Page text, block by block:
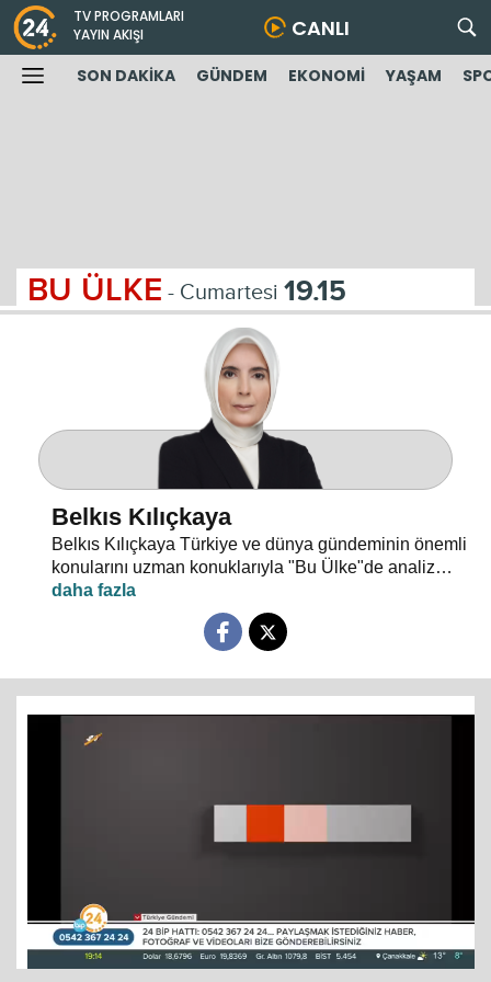
TV PROGRAMLARI
YAYIN AKIŞI
CANLI
SON DAKİKA GÜNDEM EKONOMİ YAŞAM
BU ÜLKE - Cumartesi 19.15
Belkıs Kılıçkaya
Belkıs Kılıçkaya Türkiye ve dünya gündeminin önemli
konularını uzman konuklarıyla "Bu Ülke"de analiz
ediyor.